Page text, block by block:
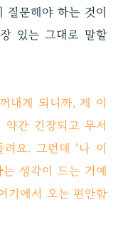
질문해야 하는 것이
있는 그대로 말할
내게 되니까, 제 이
간 긴장되고 무서
요. 그런데 ‘나 이
생각이 드는 거예
기에서 오는 편안함